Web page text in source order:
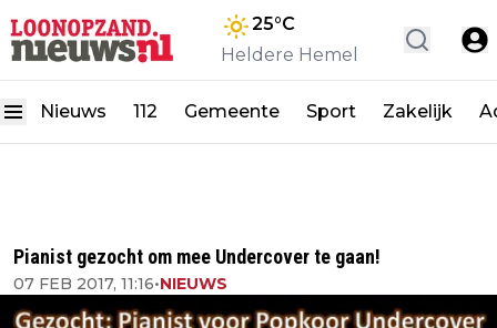
25°C
Heldere Hemel
Nieuws 112 Gemeente Sport Zakelijk
Pianist gezocht om mee Undercover te gaan!
07 FEB 2017, 11:16•NIEUWS